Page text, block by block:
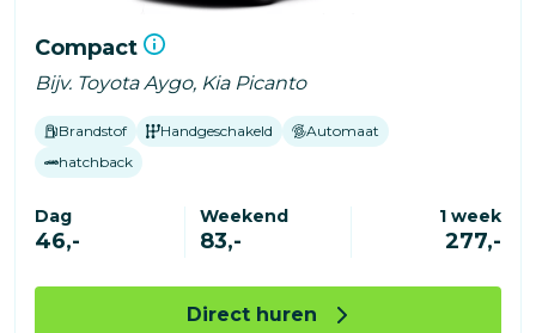
Compact
Bijv. Toyota Aygo, Kia Picanto
Brandstof Handgeschakeld
Automaat
hatchback
Dag
46,-
Weekend
83,-
1 week
277,-
Direct huren